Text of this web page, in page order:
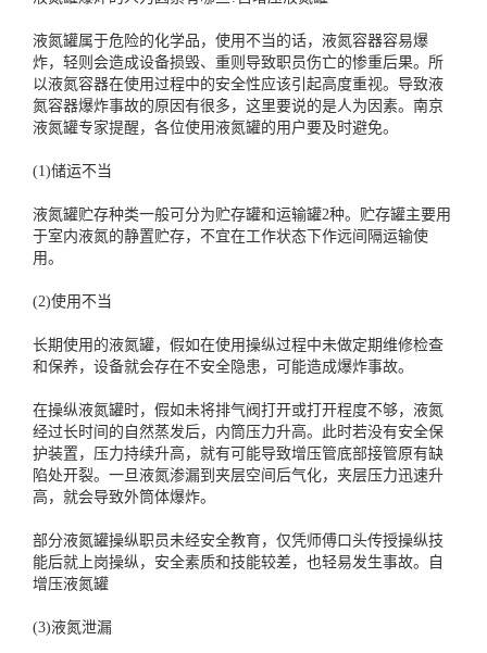
液氮罐属于危险的化学品，使用不当的话，液氮容器容易爆
炸，轻则会造成设备损毁、重则导致职员伤亡的惨重后果。所
以液氮容器在使用过程中的安全性应该引起高度重视。导致液
氮容器爆炸事故的原因有很多，这里要说的是人为因素。南京
液氮罐专家提醒，各位使用液氮罐的用户要及时避免。
(1)储运不当
液氮罐贮存种类一般可分为贮存罐和运输罐2种。贮存罐主要用
于室内液氮的静置贮存，不宜在工作状态下作远间隔运输使
用。
(2)使用不当
长期使用的液氮罐，假如在使用操纵过程中未做定期维修检查
和保养，设备就会存在不安全隐患，可能造成爆炸事故。
在操纵液氮罐时，假如未将排气阀打开或打开程度不够，液氮
经过长时间的自然蒸发后，内筒压力升高。此时若没有安全保
护装置，压力持续升高，就有可能导致增压管底部接管原有缺
陷处开裂。一旦液氮渗漏到夹层空间后气化，夹层压力迅速升
高，就会导致外筒体爆炸。
部分液氮罐操纵职员未经安全教育，仅凭师傅口头传授操纵技
能后就上岗操纵，安全素质和技能较差，也轻易发生事故。
自
增压液氮罐
(3)液氮泄漏